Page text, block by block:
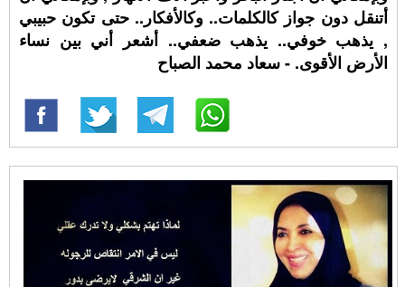
أتنقل دون جواز كالكلمات.. وكالأفكار.. حتى تكون حبيبي
, يذهب خوفي.. يذهب ضعفي.. أشعر أني بين نساء
الأرض الأقوى. - سعاد محمد الصباح